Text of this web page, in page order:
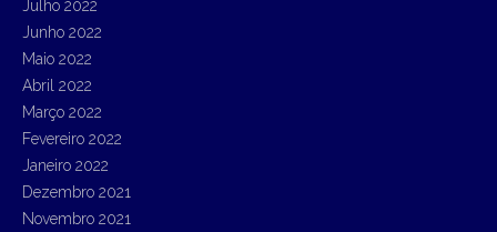
Julho 2022
Junho 2022
Maio 2022
Abril 2022
Março 2022
Fevereiro 2022
Janeiro 2022
Dezembro 2021
Novembro 2021